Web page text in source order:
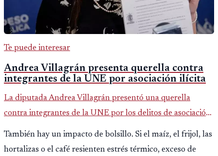
Te puede interesar
Andrea Villagrán presenta querella contra
integrantes de la UNE por asociación ilícita
La diputada Andrea Villagrán presentó una querella
contra integrantes de la UNE por los delitos de asociación
ilícita, terrorismo y sedición.
También hay un impacto de bolsillo. Si el maíz, el frijol, las
hortalizas o el café resienten estrés térmico, exceso de